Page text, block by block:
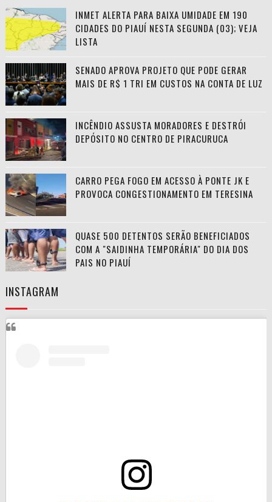
INMET ALERTA PARA BAIXA UMIDADE EM 190
CIDADES DO PIAUÍ NESTA SEGUNDA (03); VEJA
LISTA
SENADO APROVA PROJETO QUE PODE GERAR
MAIS DE R$ 1 TRI EM CUSTOS NA CONTA DE LUZ
INCÊNDIO ASSUSTA MORADORES E DESTRÓI
DEPÓSITO NO CENTRO DE PIRACURUCA
CARRO PEGA FOGO EM ACESSO À PONTE JK E
PROVOCA CONGESTIONAMENTO EM TERESINA
QUASE 500 DETENTOS SERÃO BENEFICIADOS
COM A "SAIDINHA TEMPORÁRIA" DO DIA DOS
PAIS NO PIAUÍ
INSTAGRAM